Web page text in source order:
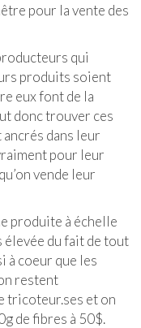
pour la vente des
qui
produits soient
eux font de la
donc trouver ces
dans leur
pour leur
vende leur
produite à échelle
du fait de tout
à coeur que les
restent
tricoteur.ses et on
de fibres à 50$.